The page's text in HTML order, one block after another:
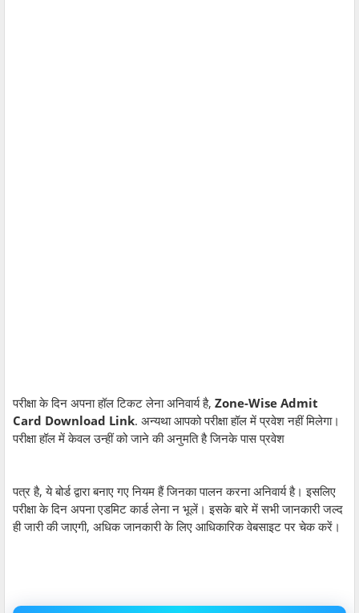
परीक्षा के दिन अपना हॉल टिकट लेना अनिवार्य है, Zone-Wise Admit
Card Download Link. अन्यथा आपको परीक्षा हॉल में प्रवेश नहीं मिलेगा।
परीक्षा हॉल में केवल उन्हीं को जाने की अनुमति है जिनके पास प्रवेश
पत्र है, ये बोर्ड द्वारा बनाए गए नियम हैं जिनका पालन करना अनिवार्य है। इसलिए
परीक्षा के दिन अपना एडमिट कार्ड लेना न भूलें। इसके बारे में सभी जानकारी जल्द
ही जारी की जाएगी, अधिक जानकारी के लिए आधिकारिक वेबसाइट पर चेक करें।